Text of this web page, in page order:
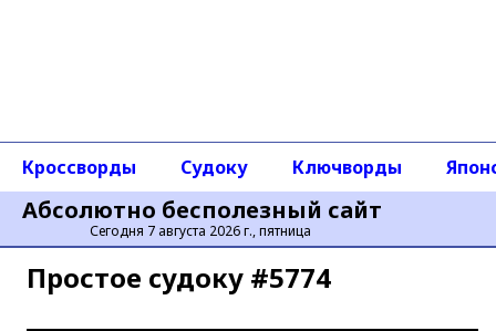
Абсолютно бесполезный сайт
Сегодня 7 августа 2026 г., пятница
Кроссворды Судоку Ключворды
Простое cудоку #5774